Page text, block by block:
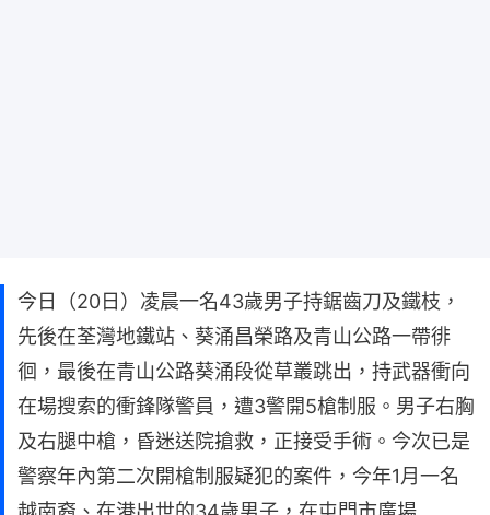
今日（20日）凌晨一名43歲男子持鋸齒刀及鐵枝，
先後在荃灣地鐵站、葵涌昌榮路及青山公路一帶徘
徊，最後在青山公路葵涌段從草叢跳出，持武器衝向
在場搜索的衝鋒隊警員，遭3警開5槍制服。男子右胸
及右腿中槍，昏迷送院搶救，正接受手術。今次已是
警察年內第二次開槍制服疑犯的案件，今年1月一名